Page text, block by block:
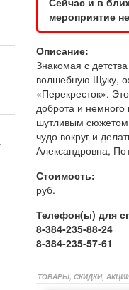
мероприятие
Описание:
Знакомая с
волшебную Щуку,
«Перекресток».
доброта и немного
шутливым сюжетом
чудо вокруг и
Александровна,
Стоимость:
руб.
Телефон(ы) для
8-384-235-88-24
8-384-235-57-61
ТОВАРЫ, СКИДКИ,